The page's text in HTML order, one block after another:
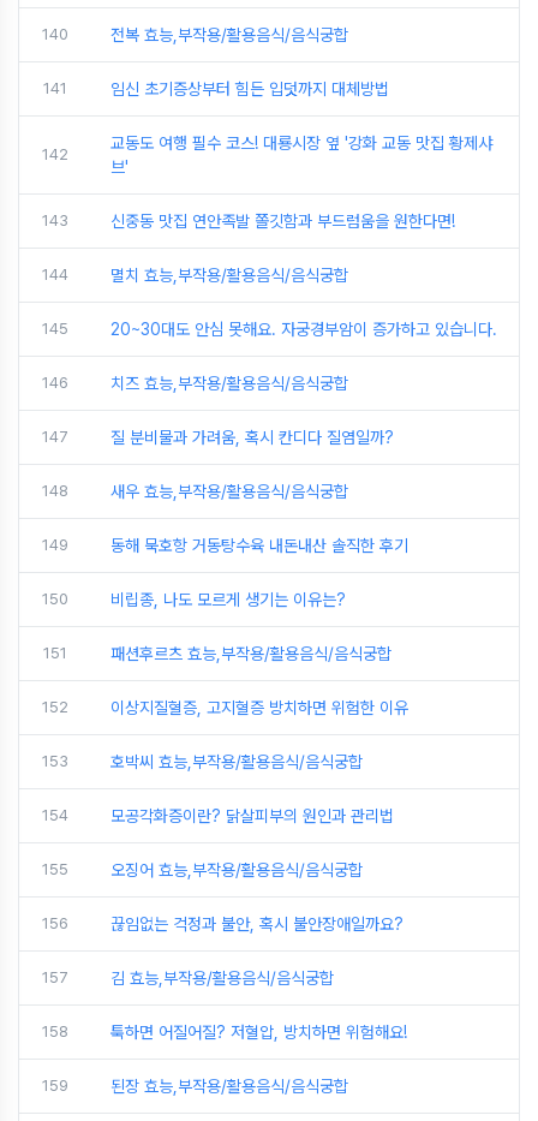
140 전복 효능,부작용/활용음식/음식궁합
141 임신 초기증상부터 힘든 입덧까지 대체방법
142
교동도 여행 필수 코스! 대룡시장 옆 '강화 교동 맛집 황제샤
브'
143 신중동 맛집 연안족발 쫄깃함과 부드럼움을 원한다면!
144 멸치 효능,부작용/활용음식/음식궁합
145 20~30대도 안심 못해요. 자궁경부암이 증가하고 있습니다.
146 치즈 효능,부작용/활용음식/음식궁합
147 질 분비물과 가려움, 혹시 칸디다 질염일까?
148 새우 효능,부작용/활용음식/음식궁합
149 동해 묵호항 거동탕수육 내돈내산 솔직한 후기
150 비립종, 나도 모르게 생기는 이유는?
151 패션후르츠 효능,부작용/활용음식/음식궁합
152 이상지질혈증, 고지혈증 방치하면 위험한 이유
153 호박씨 효능,부작용/활용음식/음식궁합
154 모공각화증이란? 닭살피부의 원인과 관리법
155 오징어 효능,부작용/활용음식/음식궁합
156 끊임없는 걱정과 불안, 혹시 불안장애일까요?
157 김 효능,부작용/활용음식/음식궁합
158 툭하면 어질어질? 저혈압, 방치하면 위험해요!
159 된장 효능,부작용/활용음식/음식궁합